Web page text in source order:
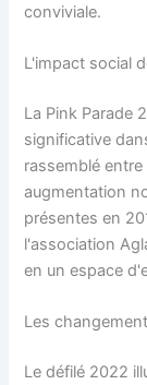
conviviale.
L'impact social
La Pink Parade
significative
rassemblé
augmentation
présentes en
l'association
en un espace
Les
Le défilé 2022